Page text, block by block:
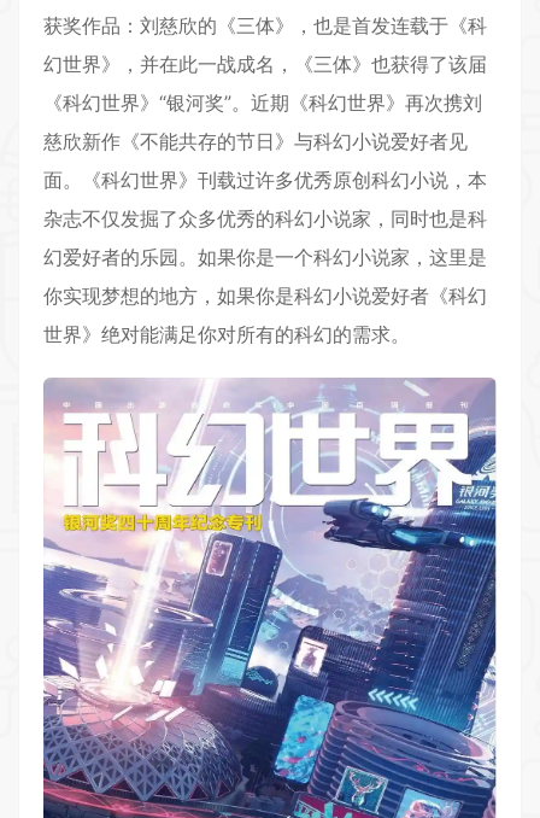
获奖作品：刘慈欣的《三体》，也是首发连载于《科
幻世界》，并在此一战成名，《三体》也获得了该届
《科幻世界》“银河奖”。近期《科幻世界》再次携刘
慈欣新作《不能共存的节日》与科幻小说爱好者见
面。《科幻世界》刊载过许多优秀原创科幻小说，本
杂志不仅发掘了众多优秀的科幻小说家，同时也是科
幻爱好者的乐园。如果你是一个科幻小说家，这里是
你实现梦想的地方，如果你是科幻小说爱好者《科幻
世界》绝对能满足你对所有的科幻的需求。